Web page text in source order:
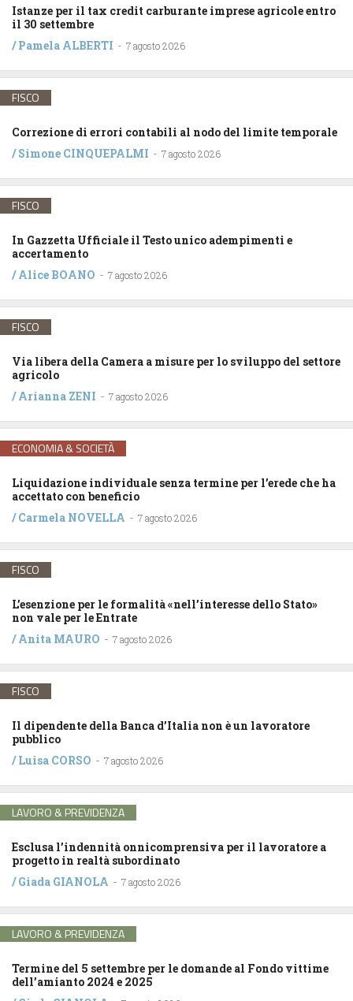
Istanze per il tax credit carburante imprese agricole entro
il 30 settembre
/Pamela ALBERTI - 7 agosto 2026
FISCO
Correzione di errori contabili al nodo del limite temporale
/Simone CINQUEPALMI - 7 agosto 2026
FISCO
In Gazzetta Ufficiale il Testo unico adempimenti e
accertamento
/Alice BOANO - 7 agosto 2026
FISCO
Via libera della Camera a misure per lo sviluppo del settore
agricolo
/Arianna ZENI - 7 agosto 2026
ECONOMIA & SOCIETÀ
Liquidazione individuale senza termine per l’erede che ha
accettato con beneficio
/Carmela NOVELLA - 7 agosto 2026
FISCO
L’esenzione per le formalità «nell’interesse dello Stato»
non vale per le Entrate
/Anita MAURO - 7 agosto 2026
FISCO
Il dipendente della Banca d’Italia non è un lavoratore
pubblico
/Luisa CORSO - 7 agosto 2026
LAVORO & PREVIDENZA
Esclusa l’indennità onnicomprensiva per il lavoratore a
progetto in realtà subordinato
/Giada GIANOLA - 7 agosto 2026
LAVORO & PREVIDENZA
Termine del 5 settembre per le domande al Fondo vittime
dell’amianto 2024 e 2025